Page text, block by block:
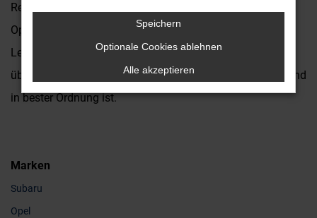
Reparaturen sach- und fachgerecht durchzuführen. Jeder
Opel Corsa Gebrauchtwagen wird vor dem Verkauf nach
Leverkusen in unserer Kfz-Meisterwerkstatt gründlich
überprüft und erst dann angeboten, wenn „alles paletti“ und
in bester Ordnung ist.
Marken
Subaru
Opel
Speichern
Optionale Cookies ablehnen
Alle akzeptieren